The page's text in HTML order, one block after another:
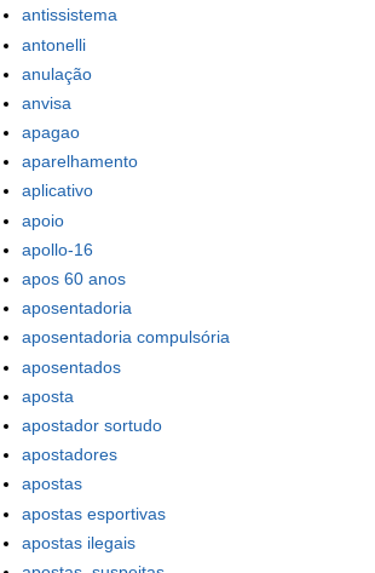
antissistema
antonelli
anulação
anvisa
apagao
aparelhamento
aplicativo
apoio
apollo-16
apos 60 anos
aposentadoria
aposentadoria compulsória
aposentados
aposta
apostador sortudo
apostadores
apostas
apostas esportivas
apostas ilegais